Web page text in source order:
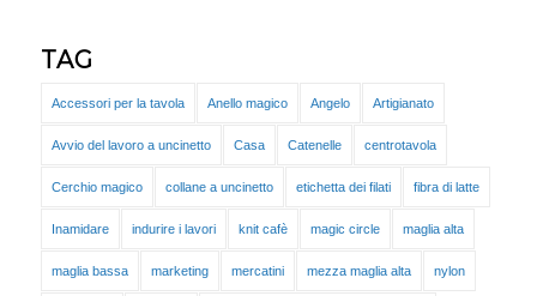
TAG
Accessori per la tavola Anello magico Angelo Artigianato
Avvio del lavoro a uncinetto Casa Catenelle centrotavola
Cerchio magico collane a uncinetto etichetta dei filati fibra di latte
Inamidare indurire i lavori knit cafè magic circle maglia alta
maglia bassa marketing mercatini mezza maglia alta nylon